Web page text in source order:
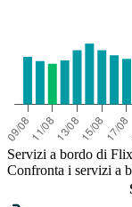
Servizi a bordo di
Confronta i servizi a